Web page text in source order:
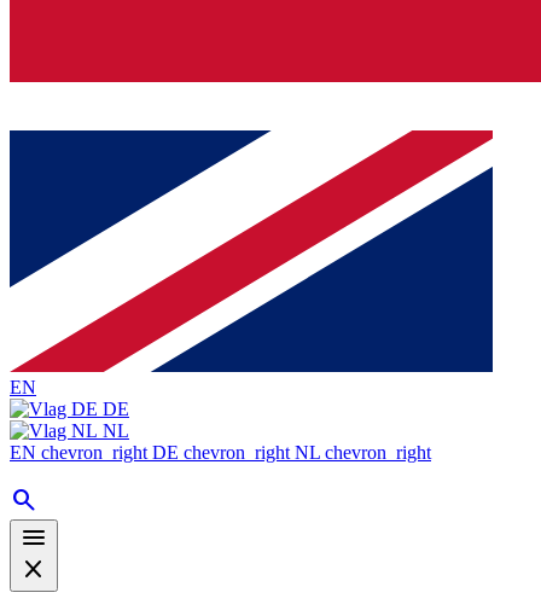
EN
DE
NL
EN chevron_right DE chevron_right NL chevron_right
search
menu
close